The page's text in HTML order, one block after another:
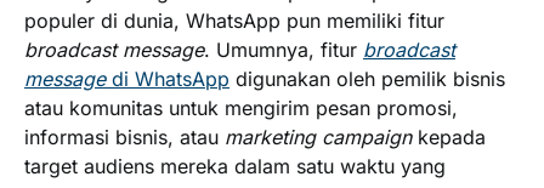
populer di dunia, WhatsApp pun memiliki fitur
broadcast message. Umumnya, fitur broadcast
message di WhatsApp digunakan oleh pemilik bisnis
atau komunitas untuk mengirim pesan promosi,
informasi bisnis, atau marketing campaignkepada
target audiens mereka dalam satu waktu yang